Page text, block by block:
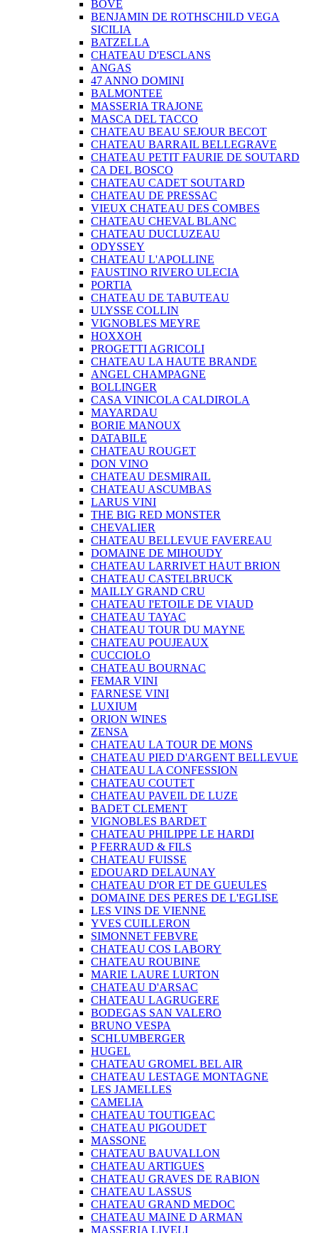
BOVE
BENJAMIN DE ROTHSCHILD VEGA
SICILIA
BATZELLA
CHATEAU D'ESCLANS
ANGAS
47 ANNO DOMINI
BALMONTEE
MASSERIA TRAJONE
MASCA DEL TACCO
CHATEAU BEAU SEJOUR BECOT
CHATEAU BARRAIL BELLEGRAVE
CHATEAU PETIT FAURIE DE SOUTARD
CA DEL BOSCO
CHATEAU CADET SOUTARD
CHATEAU DE PRESSAC
VIEUX CHATEAU DES COMBES
CHATEAU CHEVAL BLANC
CHATEAU DUCLUZEAU
ODYSSEY
CHATEAU L'APOLLINE
FAUSTINO RIVERO ULECIA
PORTIA
CHATEAU DE TABUTEAU
ULYSSE COLLIN
VIGNOBLES MEYRE
HOXXOH
PROGETTI AGRICOLI
CHATEAU LA HAUTE BRANDE
ANGEL CHAMPAGNE
BOLLINGER
CASA VINICOLA CALDIROLA
MAYARDAU
BORIE MANOUX
DATABILE
CHATEAU ROUGET
DON VINO
CHATEAU DESMIRAIL
CHATEAU ASCUMBAS
LARUS VINI
THE BIG RED MONSTER
CHEVALIER
CHATEAU BELLEVUE FAVEREAU
DOMAINE DE MIHOUDY
CHATEAU LARRIVET HAUT BRION
CHATEAU CASTELBRUCK
MAILLY GRAND CRU
CHATEAU I'ETOILE DE VIAUD
CHATEAU TAYAC
CHATEAU TOUR DU MAYNE
CHATEAU POUJEAUX
CUCCIOLO
CHATEAU BOURNAC
FEMAR VINI
FARNESE VINI
LUXIUM
ORION WINES
ZENSA
CHATEAU LA TOUR DE MONS
CHATEAU PIED D'ARGENT BELLEVUE
CHATEAU LA CONFESSION
CHATEAU COUTET
CHATEAU PAVEIL DE LUZE
BADET CLEMENT
VIGNOBLES BARDET
CHATEAU PHILIPPE LE HARDI
P FERRAUD & FILS
CHATEAU FUISSE
EDOUARD DELAUNAY
CHATEAU D'OR ET DE GUEULES
DOMAINE DES PERES DE L'EGLISE
LES VINS DE VIENNE
YVES CUILLERON
SIMONNET FEBVRE
CHATEAU COS LABORY
CHATEAU ROUBINE
MARIE LAURE LURTON
CHATEAU D'ARSAC
CHATEAU LAGRUGERE
BODEGAS SAN VALERO
BRUNO VESPA
SCHLUMBERGER
HUGEL
CHATEAU GROMEL BEL AIR
CHATEAU LESTAGE MONTAGNE
LES JAMELLES
CAMELIA
CHATEAU TOUTIGEAC
CHATEAU PIGOUDET
MASSONE
CHATEAU BAUVALLON
CHATEAU ARTIGUES
CHATEAU GRAVES DE RABION
CHATEAU LASSUS
CHATEAU GRAND MEDOC
CHATEAU MAINE D ARMAN
MASSERIA LIVELI